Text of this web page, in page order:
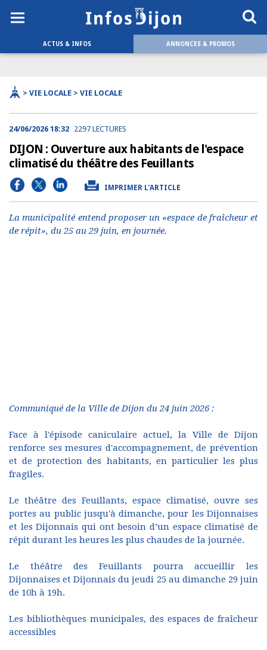
ACTUS & INFOS ANNONCES & PROMOS
> VIE LOCALE > VIE LOCALE
24/06/2026 18:32 2297 LECTURES
DIJON : Ouverture aux habitants de l'espace
climatisé du théâtre des Feuillants
IMPRIMER L'ARTICLE
La municipalité entend proposer un «espace de fraîcheur et
de répit», du 25 au 29 juin, en journée.
Communiqué de la Ville de Dijon du 24 juin 2026 :
Face à l'épisode caniculaire actuel, la Ville de Dijon
renforce ses mesures d'accompagnement, de prévention
et de protection des habitants, en particulier les plus
fragiles.
Le théâtre des Feuillants, espace climatisé, ouvre ses
portes au public jusqu'à dimanche, pour les Dijonnaises
et les Dijonnais qui ont besoin d’un espace climatisé de
répit durant les heures les plus chaudes de la journée.
Le théâtre des Feuillants pourra accueillir les
Dijonnaises et Dijonnais du jeudi 25 au dimanche 29 juin
de 10h à 19h.
Les bibliothèques municipales, des espaces de fraîcheur
accessibles